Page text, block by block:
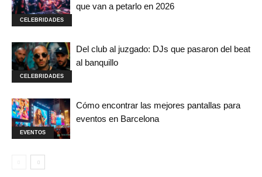
CELEBRIDADES
que van a petarlo en 2026
CELEBRIDADES
Del club al juzgado: DJs que pasaron del beat
al banquillo
EVENTOS
Cómo encontrar las mejores pantallas para
eventos en Barcelona